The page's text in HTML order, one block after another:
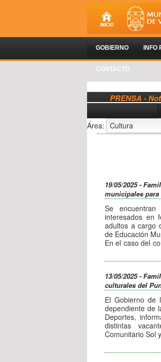
GOBIERNO
CONTACTO
PRENSA -
Área:
19/05/2025 -
municipales
Se
interesados en
adultos a cargo
de Educación
En el caso del
a 12 años, con
14 hs., en la
y adultos está
con clases los
Belgrano y días
Santa Rita.
Los
https://
13/05/2025 -
culturales del
El Gobierno de
dependiente de
Deportes,
distintas
Comunitario Sol
Vecinas y
(lunes 16 a 18